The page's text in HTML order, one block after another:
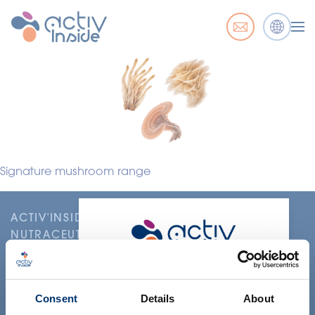
Consent Details About
Merci de sélectionner votre
marché
Signature mushroom range
ACTIV'INSIDE: UPGRADE YOUR
NUTRACEUTICALS